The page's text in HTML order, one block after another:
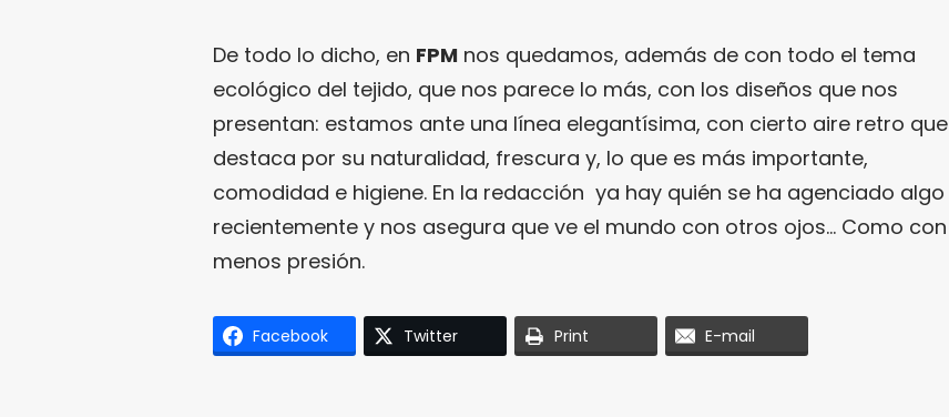
De todo lo dicho, en FPM nos quedamos, además de con todo el tema
ecológico del tejido, que nos parece lo más, con los diseños que nos
presentan: estamos ante una línea elegantísima, con cierto aire retro que
destaca por su naturalidad, frescura y, lo que es más importante,
comodidad e higiene. En la redacción ya hay quién se ha agenciado algo
recientemente y nos asegura que ve el mundo con otros ojos… Como con
menos presión.
Facebook Twitter Print E-mail